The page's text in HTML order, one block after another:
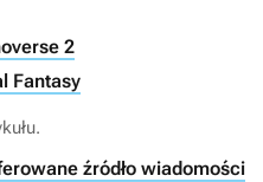
2
Fantasy
źródło wiadomości